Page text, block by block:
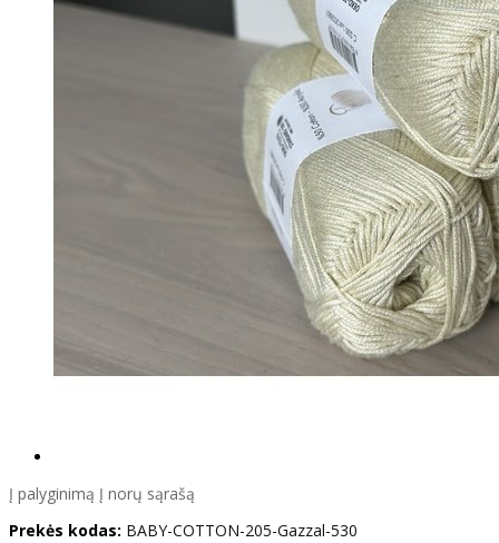
Į palyginimą Į norų sąrašą
Prekės kodas: BABY-COTTON-205-Gazzal-530